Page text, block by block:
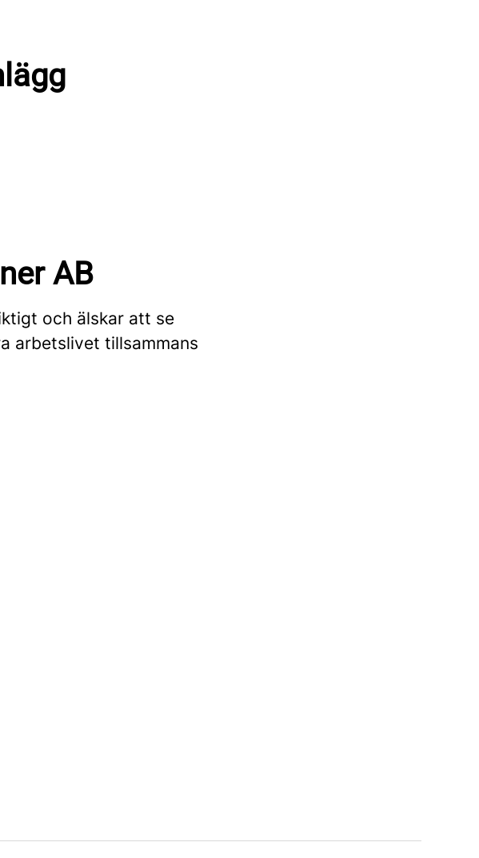
AB
och älskar att se
arbetslivet tillsammans